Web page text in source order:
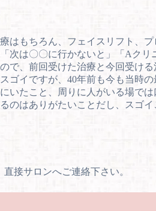
もちろん、フェイスリフト、
次は〇〇に行かないと」「Aク
で、前回受けた治療と今回受
ゴイですが、40年前も今も当時
たこと、周りに人がいる場で
はありがたいことだし、スゴイ
接サロンへご連絡下さい。